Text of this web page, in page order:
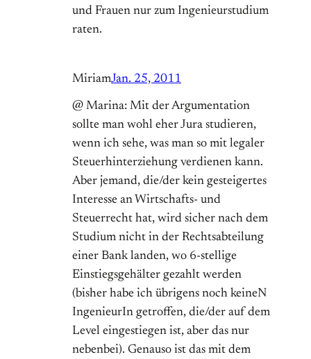
und Frauen nur zum Ingenieurstudium
raten.
MiriamJan. 25, 2011
@ Marina: Mit der Argumentation
sollte man wohl eher Jura studieren,
wenn ich sehe, was man so mit legaler
Steuerhinterziehung verdienen kann.
Aber jemand, die/der kein gesteigertes
Interesse an Wirtschafts- und
Steuerrecht hat, wird sicher nach dem
Studium nicht in der Rechtsabteilung
einer Bank landen, wo 6-stellige
Einstiegsgehälter gezahlt werden
(bisher habe ich übrigens noch keineN
IngenieurIn getroffen, die/der auf dem
Level eingestiegen ist, aber das nur
nebenbei). Genauso ist das mit dem